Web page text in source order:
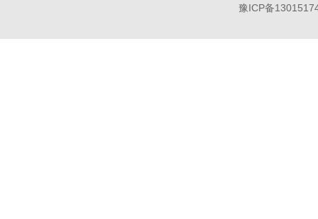
豫ICP备